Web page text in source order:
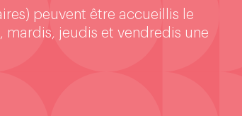
peuvent être accueillis le
mardis, jeudis et vendredis une